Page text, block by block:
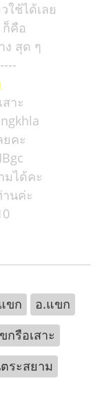
ใช้ได้เลย
คือ
ง สุด ๆ
าะ
ยคะ
มได้คะ
นค่ะ
ขก
อ.แขก
กรือเสาะ
ระสยาม